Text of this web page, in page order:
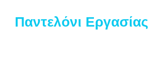
Παντελόνι Εργασίας